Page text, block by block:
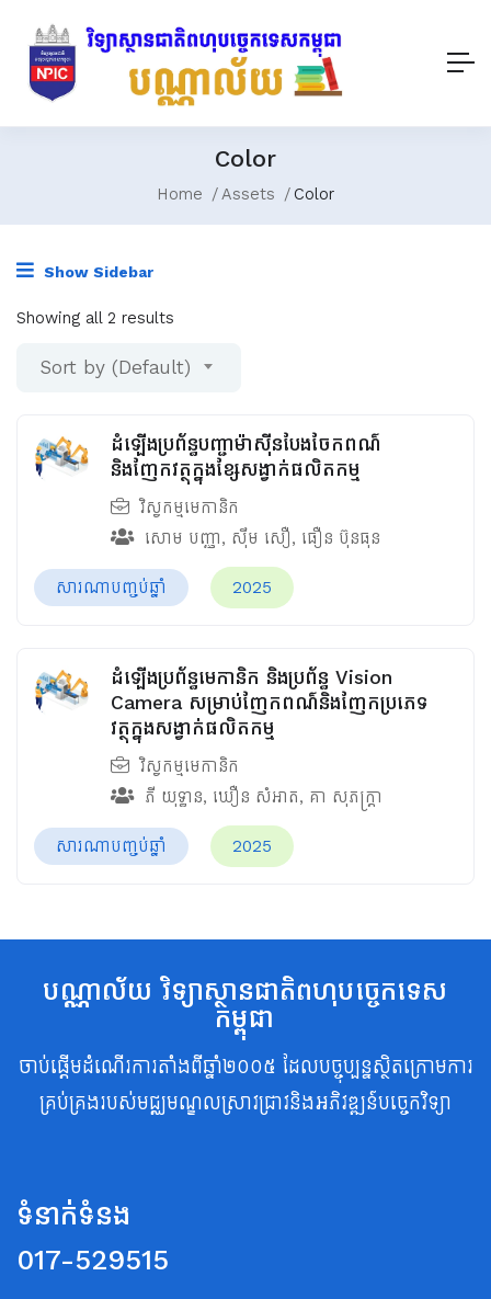
Color
Home Assets Color
Show Sidebar
Showing all 2 results
Sort by (Default)
ដំឡើងប្រព័ន្ធបញ្ជាម៉ាស៊ីនបែងចែកពណ៌
និងញែកវត្ថុក្នុងខ្សែសង្វាក់ផលិតកម្ម
វិស្វកម្មមេកានិក
សោម បញ្ញា, ស៊ឹម សឿ, ធឿន ប៊ុនធុន
សារណាបញ្ចប់ឆ្នាំ 2025
ដំឡើងប្រព័ន្ធមេកានិក និងប្រព័ន្ធ Vision
Camera សម្រាប់ញែកពណ៌និងញែកប្រភេទ
វត្ថុក្នុងសង្វាក់ផលិតកម្ម
វិស្វកម្មមេកានិក
ភី យុទ្ធាន, ឃឿន សំអាត, គា សុភក្រ្តា
សារណាបញ្ចប់ឆ្នាំ 2025
បណ្ណាល័យ វិទ្យាស្ថានជាតិពហុបច្ចេកទេស
កម្ពុជា
ចាប់ផ្តើមដំណើរការតាំងពីឆ្នាំ២០០៥ ដែលបច្ចុប្បន្នស្ថិតក្រោមការ
គ្រប់គ្រងរបស់មជ្ឈមណ្ឌលស្រាវជ្រាវនិងអភិវឌ្ឍន៍បច្ចេកវិទ្យា
ទំនាក់ទំនង
017-529515